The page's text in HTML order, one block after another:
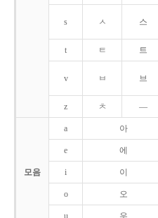
s ㅅ 스
t ㅌ 트
v ㅂ 브
z ㅊ ―
모음
a 아
e 에
i 이
o 오
u 우